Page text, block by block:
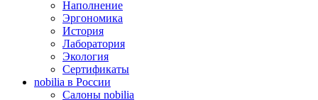
Наполнение
Эргономика
История
Лаборатория
Экология
Сертификаты
nobilia в России
Салоны nobilia